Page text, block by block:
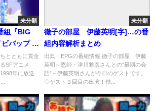
未分類
組『BIG
バップ |
とともに賞金
SFアニメ
年に放送
未分類
徹子の部屋 伊藤英明[字]…の番
組内容解析まとめ
出典：EPGの番組情報 徹子の部屋 伊藤
英明～恩師・津川雅彦さんとの“最期の会
話”～伊藤英明さんが今日のゲストです。
◇ゲスト３回目の出演！俳...